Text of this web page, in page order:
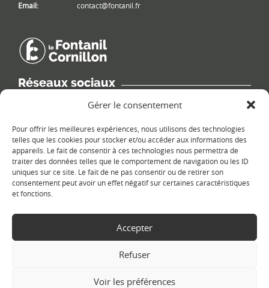
Gérer le consentement
Pour offrir les meilleures expériences, nous utilisons des technologies
telles que les cookies pour stocker et/ou accéder aux informations des
appareils. Le fait de consentir à ces technologies nous permettra de
traiter des données telles que le comportement de navigation ou les ID
uniques sur ce site. Le fait de ne pas consentir ou de retirer son
consentement peut avoir un effet négatif sur certaines caractéristiques
et fonctions.
Accepter
Refuser
Voir les préférences
Email:
contact@fontanil.fr
Réseaux sociaux
Retrouvez les informations de la commune sur différents réseaux
Le plan du site
Le Fontanil-Cornillon-Mentions légales